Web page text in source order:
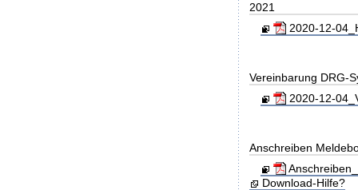
2021
2020-12-
Vereinbarung DRG-
2020-12-
Anschreiben
Download-Hilfe?